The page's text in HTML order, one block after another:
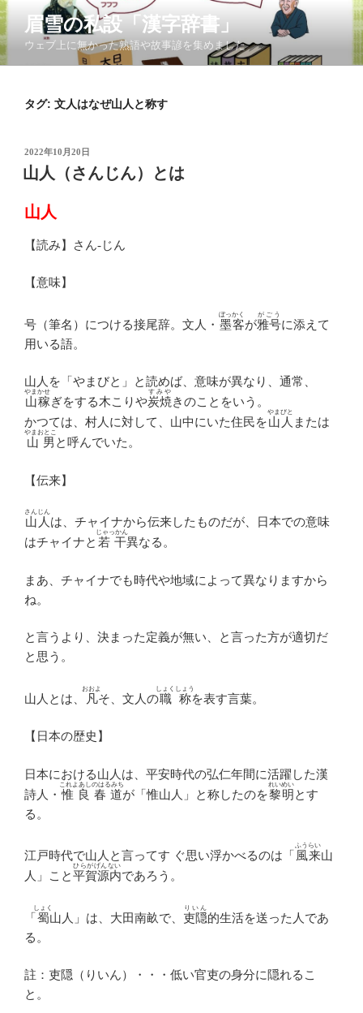
コ
ン
テ
ン
眉雪の私設「漢字辞書」
ウェブ上に無かった熟語や故事諺を集めました
タグ: 文人はなぜ山人と称す
投
稿
日:
2022年10月20日
山人（さんじん）とは
山人
【読み】さん-じん
【意味】
号（筆名）につける接尾辞。文人・ 墨客
ぼっかく
が雅号
がごう
に添えて
用いる語。
山人を「やまびと」と読めば、意味が異なり、通常、
山稼
やまかせ
ぎをする木こりや炭焼
すみや
きのことをいう。
かつては、村人に対して、山中にいた住民を山人
やまびと
または
山男
やまおとこ
と呼んでいた。
【伝来】
山人
さんじん
は、チャイナから伝来したものだが、日本での意味
はチャイナと 若干
じゃっかん
異なる。
まあ、チャイナでも時代や地域によって異なりますから
ね。
と言うより、決まった定義が無い、と言った方が適切だ
と思う。
山人とは、 凡
おおよ
そ、文人の職称
しょくしょう
を表す言葉。
【日本の歴史】
日本における山人は、平安時代の弘仁年間に活躍した漢
詩人・ 惟良春道
これよあしのはるみち
が「惟山人」と称したのを黎明
れいめい
とす
る。
江戸時代で山人と言ってす ぐ思い浮かべるのは「 風来
ふうらい
山
人」こと平賀源内
ひらがげんない
であろう。
「 蜀
しょく
山人」は、大田南畝で、 吏隠
りいん
的生活を送った人であ
る。
註：吏隠（りいん）・・・低い官吏の身分に隠れるこ
と。